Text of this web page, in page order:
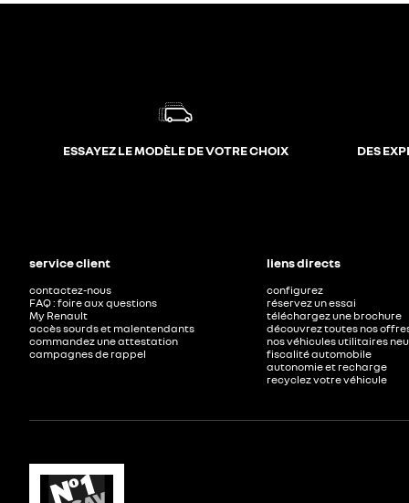
ESSAYEZ LE MODÈLE DE VOTRE CHOIX DES
service client
contactez-nous
FAQ : foire aux questions
My Renault
accès sourds et malentendants
commandez une attestation
campagnes de rappel
liens directs
configurez
réservez un essai
téléchargez une brochure
découvrez toutes nos
nos véhicules utilitaires
fiscalité automobile
autonomie et recharge
recyclez votre véhicule